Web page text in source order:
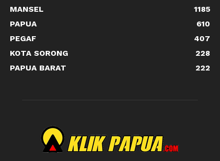
MANSEL
1185
PAPUA
610
PEGAF
407
KOTA SORONG
228
PAPUA BARAT
222